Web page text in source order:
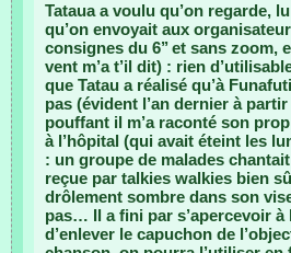
Tataua a voulu qu’on regarde,
qu’on envoyait aux
consignes du 6’’ et sans
vent m’a t’il dit) : rien
que Tatau a réalisé qu’à
pas (évident l’an dernier à
pouffant il m’a raconté son
à l’hôpital (qui avait éteint les
: un groupe de malades
reçue par talkies walkies bien
drôlement sombre dans son
pas… Il a fini par s’apercevoir
d’enlever le capuchon de